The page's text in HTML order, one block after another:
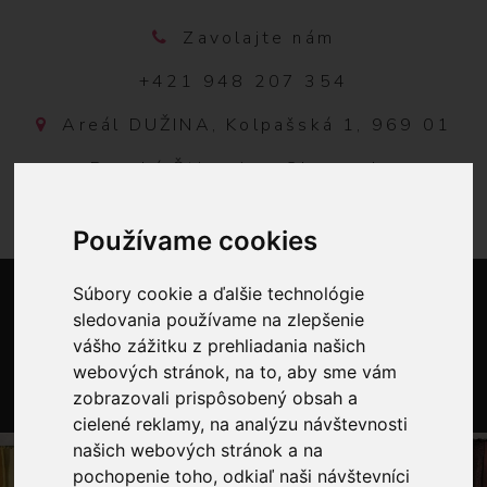
Používame cookies
Súbory cookie a ďalšie technológie
sledovania používame na zlepšenie
vášho zážitku z prehliadania našich
webových stránok, na to, aby sme vám
zobrazovali prispôsobený obsah a
cielené reklamy, na analýzu návštevnosti
našich webových stránok a na
pochopenie toho, odkiaľ naši návštevníci
Zavolajte nám
+421 948 207 354
Areál DUŽINA, Kolpašská 1, 969 01
Banská Štiavnica, Slovensko